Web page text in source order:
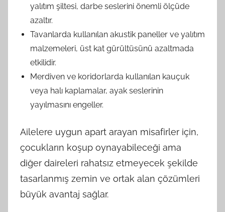
yalıtım şiltesi, darbe seslerini önemli ölçüde
azaltır.
Tavanlarda kullanılan akustik paneller ve yalıtım
malzemeleri, üst kat gürültüsünü azaltmada
etkilidir.
Merdiven ve koridorlarda kullanılan kauçuk
veya halı kaplamalar, ayak seslerinin
yayılmasını engeller.
Ailelere uygun apart arayan misafirler için,
çocukların koşup oynayabileceği ama
diğer daireleri rahatsız etmeyecek şekilde
tasarlanmış zemin ve ortak alan çözümleri
büyük avantaj sağlar.